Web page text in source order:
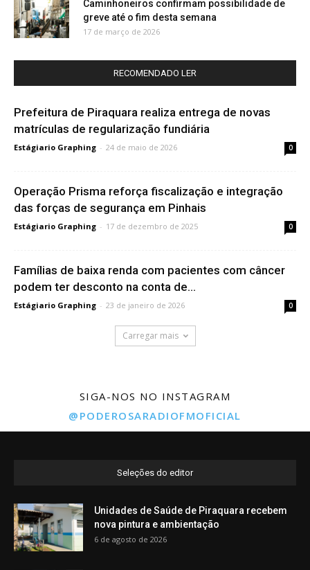
Caminhoneiros confirmam possibilidade de
greve até o fim desta semana
17 de março de 2026
RECOMENDADO LER
Prefeitura de Piraquara realiza entrega de novas
matrículas de regularização fundiária
Estágiario Graphing - 24 de maio de 2026 0
Operação Prisma reforça fiscalização e integração
das forças de segurança em Pinhais
Estágiario Graphing - 17 de dezembro de 2025 0
Famílias de baixa renda com pacientes com câncer
podem ter desconto na conta de...
Estágiario Graphing - 23 de janeiro de 2026 0
Carregar mais
SIGA-NOS NO INSTAGRAM
@PODEROSARADIOFMOFICIAL
Seleções do editor
Unidades de Saúde de Piraquara recebem
nova pintura e ambientação
6 de agosto de 2026